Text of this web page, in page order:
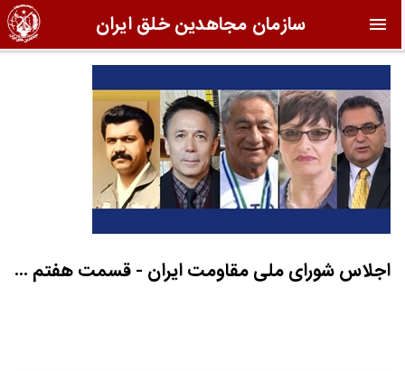
سازمان مجاهدین خلق ایران
اجلاس شورای ملی مقاومت ایران - قسمت هفتم ...